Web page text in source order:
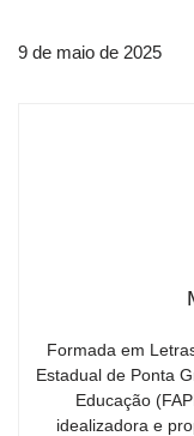
9 de maio de 2025
Formada em
Estadual de Ponta
Educação
idealizadora e